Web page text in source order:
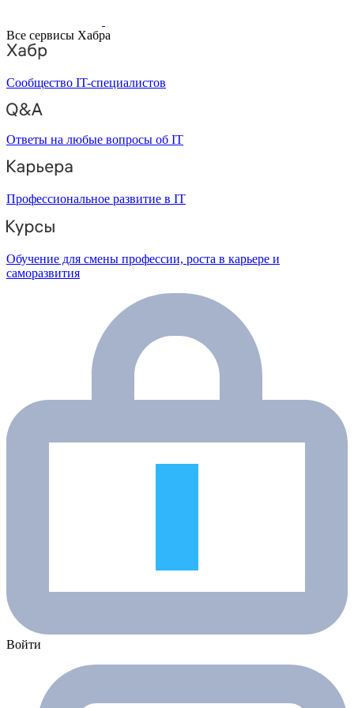
Все сервисы Хабра
Сообщество IT-специалистов
Ответы на любые вопросы об IT
Профессиональное развитие в IT
Обучение для смены профессии, роста в карьере и
саморазвития
Войти